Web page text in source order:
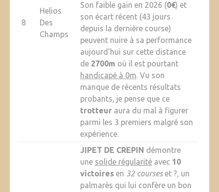
8
Helios
Des
Champs
Son faible gain en 2026 (0€) et
son écart récent (43 jours
depuis la dernière course)
peuvent nuire à sa performance
aujourd’hui sur cette distance
de 2700m où il est pourtant
handicapé à 0m. Vu son
manque de récents résultats
probants, je pense que ce
trotteuraura du mal à figurer
parmi les 3 premiers malgré son
expérience.
JIPET DE CREPIN démontre
une solide régularitéavec 10
victoiresen 32 courseset ?, un
palmarès qui lui confère un bon